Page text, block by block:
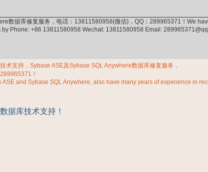
数据库修复服务，电话：13811580958(微信)，QQ：289965371！We
Phone: +86 13811580958 Wechat: 13811580958 Email:
术支持，Sybase ASE及Sybase SQL Anywhere数据库修复服务，
！
and Sybase SQL Anywhere, also have many years of experience in